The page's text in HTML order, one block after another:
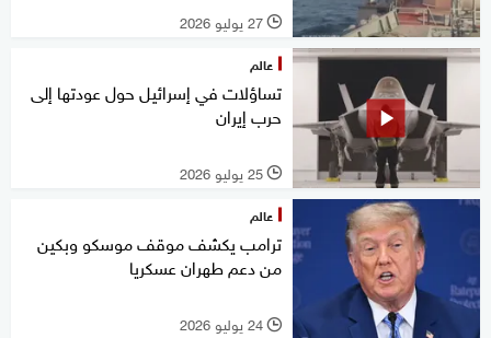
l 27 يوليو 2026
عالم
تساؤلات في إسرائيل حول عودتها إلى
حرب إيران
l 25 يوليو 2026
عالم
ترامب يكشف موقف موسكو وبكين
من دعم طهران عسكريا
l 24 يوليو 2026